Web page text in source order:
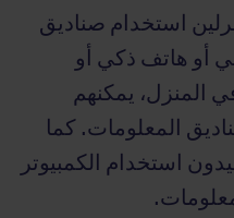
استخدام صناديق
أو هاتف ذكي أو
المنزل، يمكنهم
المعلومات. كما
استخدام الكمبيوتر